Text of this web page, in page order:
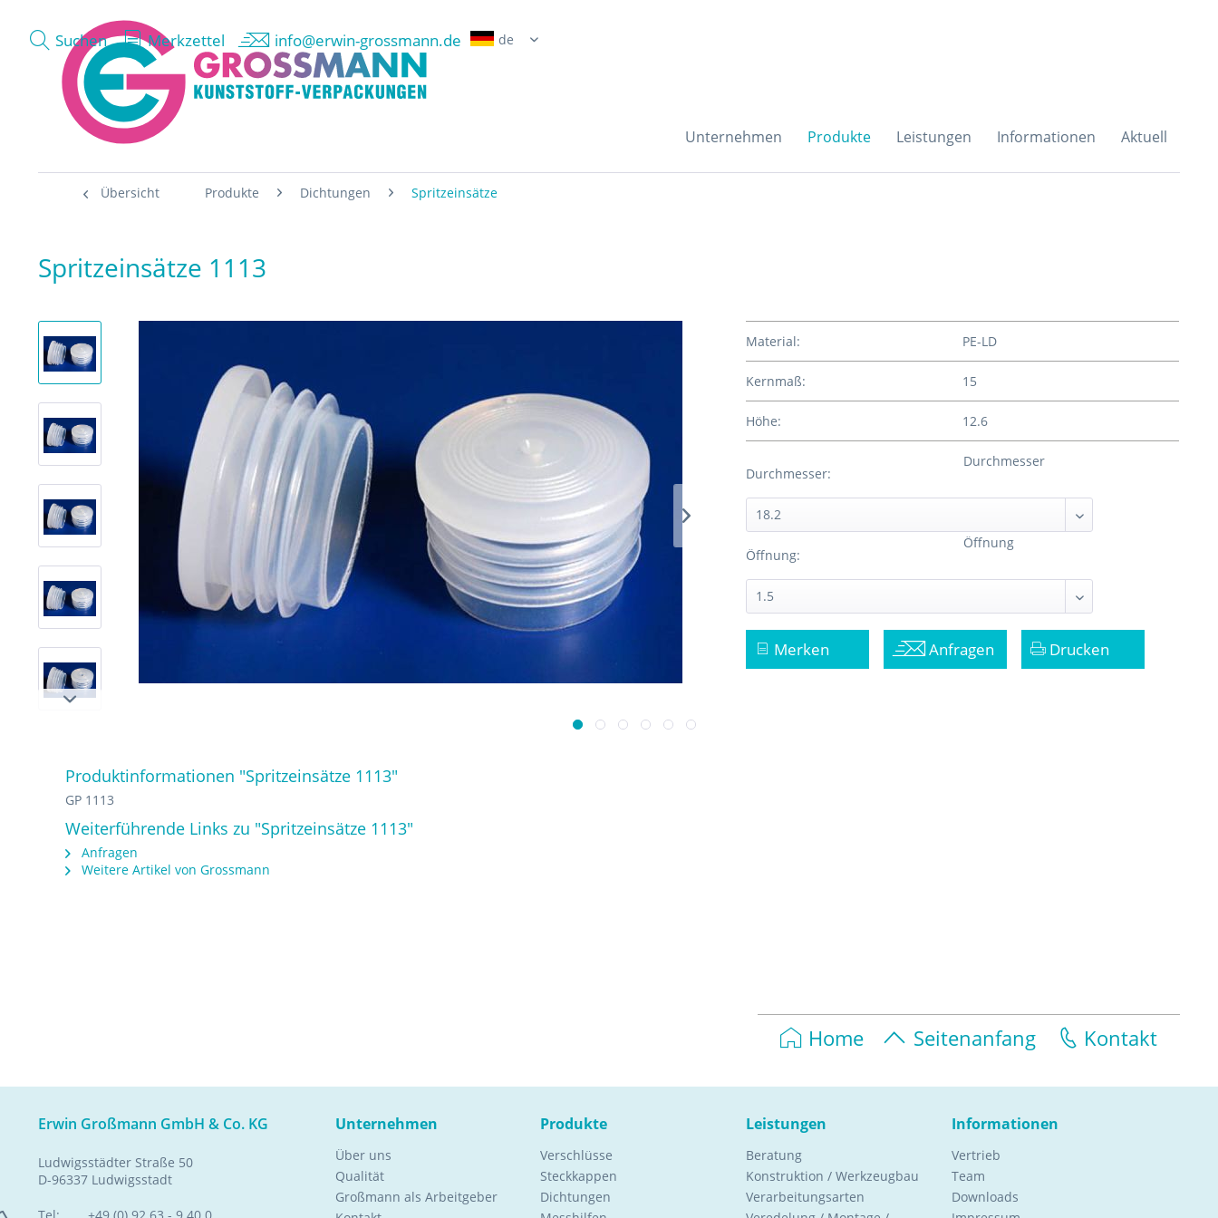
Suchen Merkzettel info@erwin-grossmann.de
Unternehmen Produkte Leistungen Informationen Aktuell
Übersicht Produkte Dichtungen Spritzeinsätze
Spritzeinsätze 1113
Produktinformationen "Spritzeinsätze 1113"
GP 1113
Weiterführende Links zu "Spritzeinsätze 1113"
Anfragen
Weitere Artikel von Grossmann
Material: PE-LD
Kernmaß: 15
Höhe: 12.6
Durchmesser:
Durchmesser
Öffnung:
Öffnung
Merken Anfragen Drucken
Home Seitenanfang Kontakt
Erwin Großmann GmbH & Co. KG
Ludwigsstädter Straße 50
D-96337 Ludwigsstadt
Unternehmen
Über uns
Qualität
Großmann als Arbeitgeber
Produkte
Verschlüsse
Steckkappen
Dichtungen
Leistungen
Beratung
Konstruktion / Werkzeugbau
Verarbeitungsarten
Informationen
Vertrieb
Team
Downloads